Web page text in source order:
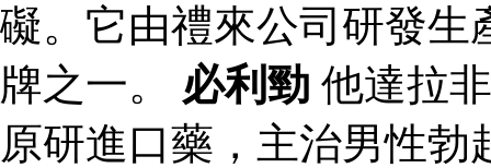
礙。它由禮來公司研發生
牌之一。 必利勁 他達拉
原研進口藥，主治男性